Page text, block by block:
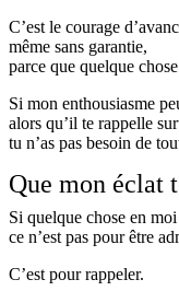
C’est le courage
même sans garantie,
parce que quelque
Si mon enthousiasme
alors qu’il te rappelle
tu n’as pas besoin de
Que mon éclat
Si quelque chose en
ce n’est pas pour être
C’est pour rappeler.